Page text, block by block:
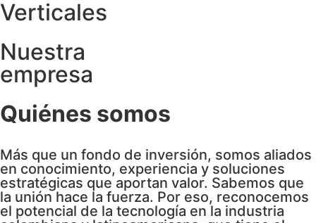
Verticales
Nuestra
empresa
Quiénes somos
Más que un fondo de inversión, somos aliados
en conocimiento, experiencia y soluciones
estratégicas que aportan valor. Sabemos que
la unión hace la fuerza. Por eso, reconocemos
el potencial de la tecnología en la industria